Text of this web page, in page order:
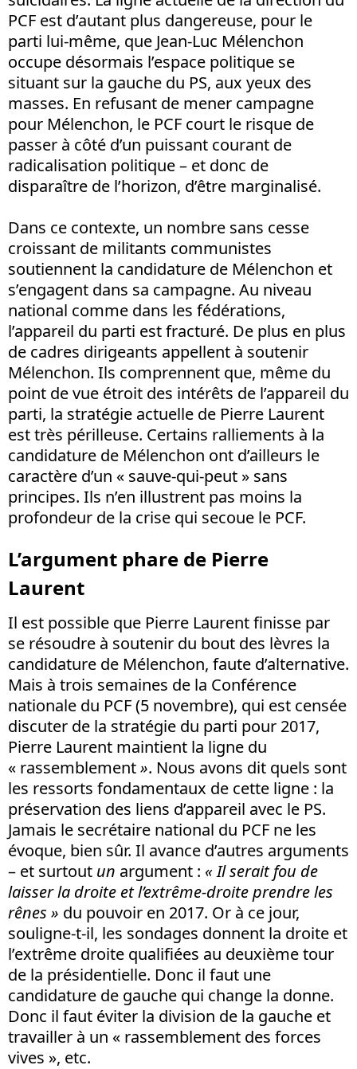
PCF est d’autant plus dangereuse, pour le
parti lui-même, que Jean-Luc Mélenchon
occupe désormais l’espace politique se
situant sur la gauche du PS, aux yeux des
masses. En refusant de mener campagne
pour Mélenchon, le PCF court le risque de
passer à côté d’un puissant courant de
radicalisation politique – et donc de
disparaître de l’horizon, d’être marginalisé.
Dans ce contexte, un nombre sans cesse
croissant de militants communistes
soutiennent la candidature de Mélenchon et
s’engagent dans sa campagne. Au niveau
national comme dans les fédérations,
l’appareil du parti est fracturé. De plus en plus
de cadres dirigeants appellent à soutenir
Mélenchon. Ils comprennent que, même du
point de vue étroit des intérêts de l’appareil du
parti, la stratégie actuelle de Pierre Laurent
est très périlleuse. Certains ralliements à la
candidature de Mélenchon ont d’ailleurs le
caractère d’un « sauve-qui-peut » sans
principes. Ils n’en illustrent pas moins la
profondeur de la crise qui secoue le PCF.
L’argument phare de Pierre
Laurent
Il est possible que Pierre Laurent finisse par
se résoudre à soutenir du bout des lèvres la
candidature de Mélenchon, faute d’alternative.
Mais à trois semaines de la Conférence
nationale du PCF (5 novembre), qui est censée
discuter de la stratégie du parti pour 2017,
Pierre Laurent maintient la ligne du
« rassemblement». Nous avons dit quels sont
les ressorts fondamentaux de cette ligne : la
préservation des liens d’appareil avec le PS.
Jamais le secrétaire national du PCF ne les
évoque, bien sûr. Il avance d’autres arguments
– et surtout un argument : « Il serait fou de
laisser la droite et l’extrême-droite prendre les
rênes » du pouvoir en 2017. Or à ce jour,
souligne-t-il, les sondages donnent la droite et
l’extrême droite qualifiées au deuxième tour
de la présidentielle. Donc il faut une
candidature de gauche qui change la donne.
Donc il faut éviter la division de la gauche et
travailler à un « rassemblement des forces
vives », etc.